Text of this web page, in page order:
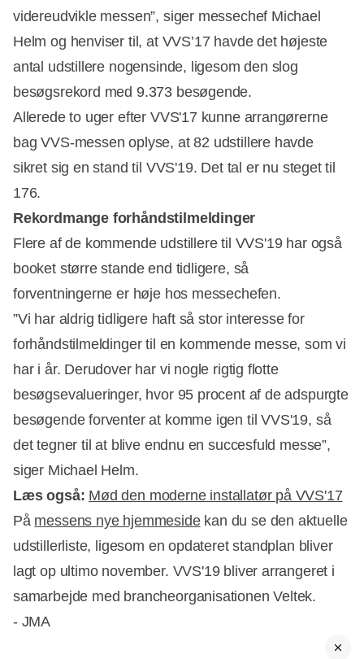
videreudvikle messen”, siger messechef Michael
Helm og henviser til, at VVS’17 havde det højeste
antal udstillere nogensinde, ligesom den slog
besøgsrekord med 9.373 besøgende.
Allerede to uger efter VVS'17 kunne arrangørerne
bag VVS-messen oplyse, at 82 udstillere havde
sikret sig en stand til VVS'19. Det tal er nu steget til
176.
Rekordmange forhåndstilmeldinger
Flere af de kommende udstillere til VVS'19 har også
booket større stande end tidligere, så
forventningerne er høje hos messechefen.
”Vi har aldrig tidligere haft så stor interesse for
forhåndstilmeldinger til en kommende messe, som vi
har i år. Derudover har vi nogle rigtig flotte
besøgsevalueringer, hvor 95 procent af de adspurgte
besøgende forventer at komme igen til VVS'19, så
det tegner til at blive endnu en succesfuld messe”,
siger Michael Helm.
Læs også: Mød den moderne installatør på VVS'17
På messens nye hjemmesidekan du se den aktuelle
udstillerliste, ligesom en opdateret standplan bliver
lagt op ultimo november. VVS'19 bliver arrangeret i
samarbejde med brancheorganisationen Veltek.
- JMA